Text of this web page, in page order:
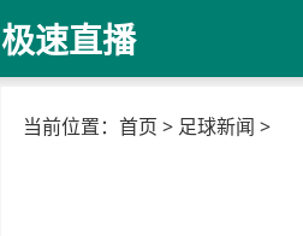
极速直播
当前位置： 首页 > 足球新闻 >